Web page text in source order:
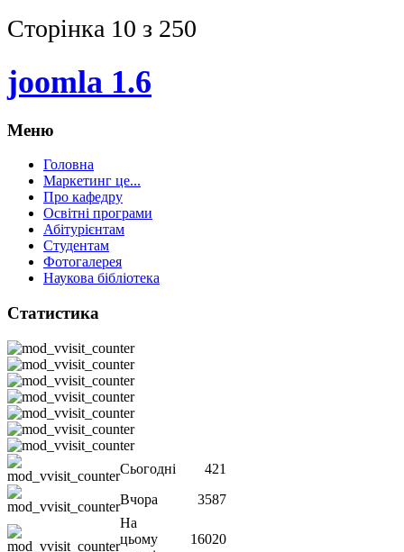
Сторінка 10 з 250
joomla 1.6
Меню
Головна
Маркетинг це...
Про кафедру
Освітні програми
Абітурієнтам
Студентам
Фотогалерея
Наукова бібліотека
Статистика
Сьогодні
421
Вчора
3587
На
цьому
16020